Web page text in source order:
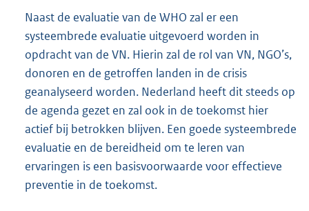
Naast de evaluatie van de WHO zal er een
systeembrede evaluatie uitgevoerd worden in
opdracht van de VN. Hierin zal de rol van VN, NGO’s,
donoren en de getroffen landen in de crisis
geanalyseerd worden. Nederland heeft dit steeds op
de agenda gezet en zal ook in de toekomst hier
actief bij betrokken blijven. Een goede systeembrede
evaluatie en de bereidheid om te leren van
ervaringen is een basisvoorwaarde voor effectieve
preventie in de toekomst.